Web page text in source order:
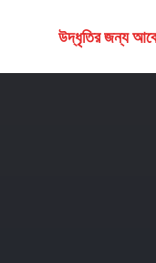
উদ্ধৃতির জন্য